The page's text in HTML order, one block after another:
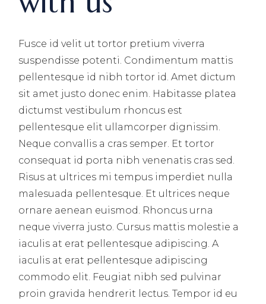
Fusce id velit ut tortor pretium viverra
suspendisse potenti. Condimentum mattis
pellentesque id nibh tortor id. Amet dictum
sit amet justo donec enim. Habitasse platea
dictumst vestibulum rhoncus est
pellentesque elit ullamcorper dignissim.
Neque convallis a cras semper. Et tortor
consequat id porta nibh venenatis cras sed.
Risus at ultrices mi tempus imperdiet nulla
malesuada pellentesque. Et ultrices neque
ornare aenean euismod. Rhoncus urna
neque viverra justo. Cursus mattis molestie a
iaculis at erat pellentesque adipiscing. A
iaculis at erat pellentesque adipiscing
commodo elit. Feugiat nibh sed pulvinar
proin gravida hendrerit lectus. Tempor id eu